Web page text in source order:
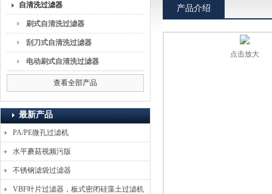
上海蘑菇视频流体分离技术有限公司
自清洗过滤器
刷式自清洗过滤器
刮刀式自清洗过滤器
电动刷式自清洗过滤器
查看全部产品
最新产品
PA/PE微孔过滤机
水平蘑菇视频污版
不锈钢滤袋过滤器
VBF叶片过滤器，板式密闭硅藻土过滤机
产品介绍
点击放大